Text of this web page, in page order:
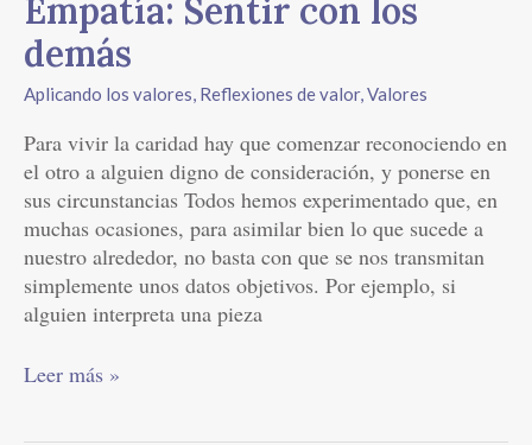
Empatía: Sentir con los
demás
Aplicando los valores, Reflexiones de valor,Valores
Para vivir la caridad hay que comenzar reconociendo en
el otro a alguien digno de consideración, y ponerse en
sus circunstancias Todos hemos experimentado que, en
muchas ocasiones, para asimilar bien lo que sucede a
nuestro alrededor, no basta con que se nos transmitan
simplemente unos datos objetivos. Por ejemplo, si
alguien interpreta una pieza
Leer más »